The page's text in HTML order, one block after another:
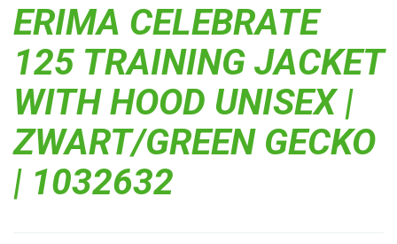
ERIMA CELEBRATE
125 TRAINING JACKET
WITH HOOD UNISEX |
ZWART/GREEN GECKO
| 1032632